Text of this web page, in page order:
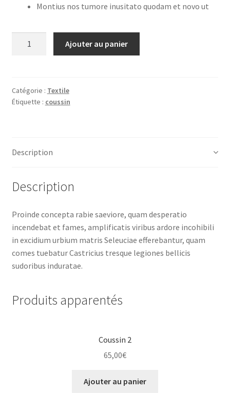
Montius nos tumore inusitato quodam et novo ut
Quantité Ajouter au panier
Catégorie : Textile
Étiquette : coussin
Description
Description
Proinde concepta rabie saeviore, quam desperatio
incendebat et fames, amplificatis viribus ardore incohibili
in excidium urbium matris Seleuciae efferebantur, quam
comes tuebatur Castricius tresque legiones bellicis
sudoribus induratae.
Produits apparentés
Coussin 2
65,00€
Ajouter au panier